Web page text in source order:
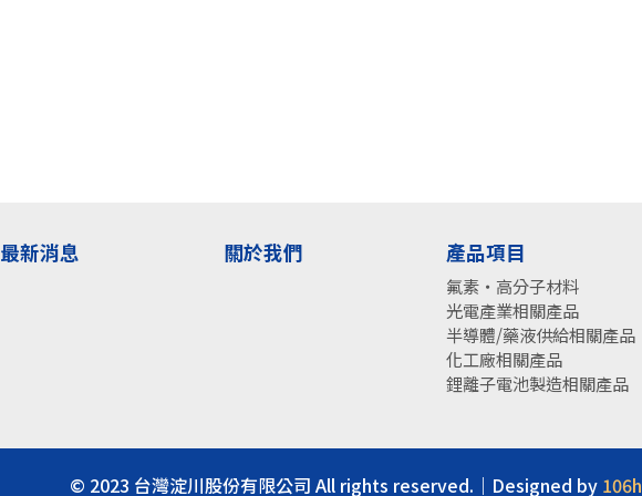
最新消息 關於我們 產品項目
氟素・高分子材料
光電產業相關產品
半導體/藥液供給相關產品
化工廠相關產品
鋰離子電池製造相關產品
© 2023 台灣淀川股份有限公司 All rights reserved.｜Designed by 106h